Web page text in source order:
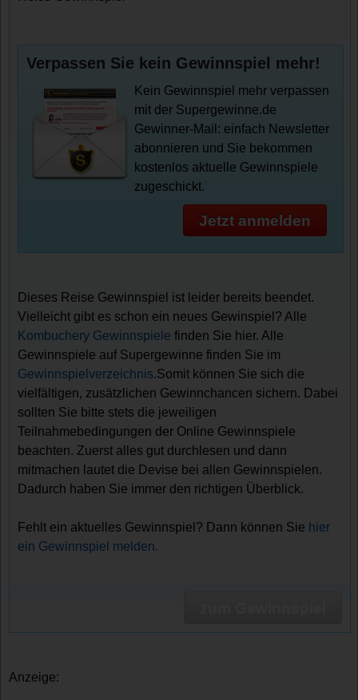
Verpassen Sie kein Gewinnspiel mehr!
Kein Gewinnspiel mehr verpassen
mit der Supergewinne.de
Gewinner-Mail: einfach Newsletter
abonnieren und Sie bekommen
kostenlos aktuelle Gewinnspiele
zugeschickt.
Jetzt anmelden
Dieses Reise Gewinnspiel ist leider bereits beendet.
Vielleicht gibt es schon ein neues Gewinspiel? Alle
Kombuchery Gewinnspiele finden Sie hier. Alle
Gewinnspiele auf Supergewinne finden Sie im
Gewinnspielverzeichnis.Somit können Sie sich die
vielfältigen, zusätzlichen Gewinnchancen sichern. Dabei
sollten Sie bitte stets die jeweiligen
Teilnahmebedingungen der Online Gewinnspiele
beachten. Zuerst alles gut durchlesen und dann
mitmachen lautet die Devise bei allen Gewinnspielen.
Dadurch haben Sie immer den richtigen Überblick.
Fehlt ein aktuelles Gewinnspiel? Dann können Sie hier
ein Gewinnspiel melden.
Anzeige: